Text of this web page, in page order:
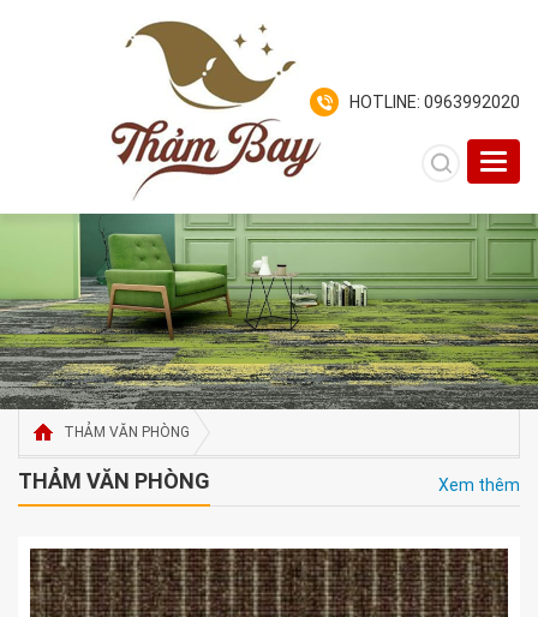
HOTLINE: 0963992020
THẢM VĂN PHÒNG
THẢM VĂN PHÒNG Xem thêm